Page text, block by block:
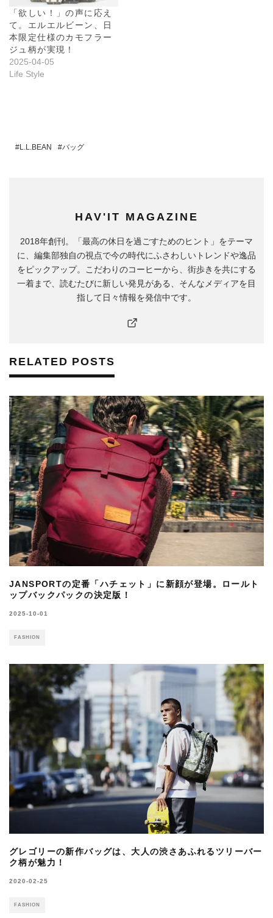
「欲しい！」の声に応え
て。エルエルビーン、日
本限定仕様のカモフラー
ジュ柄が実現！
2025-04-05
Life Style
L.L.BEAN バッグ
HAV'IT MAGAZINE
2018年創刊。「最高の休日を過ごすためのヒント」をテーマ
に、編集部独自の視点で今の時代にふさわしいトレンドや逸品
をピックアップ。こだわりのコーヒーから、街歩きを共にする
一着まで、読むたびに新しい発見がある、そんなメディアを目
指して日々情報を発信中です。
RELATED POSTS
JANSPORTの定番「ハチェット」に新顔が登場。ロールト
ップバックパックの決定版！
2025-10-01
FASHION
グレゴリーの新作バッグは、大人の渋さあふれるツリーバー
ク柄が魅力！
2020-02-25
FASHION